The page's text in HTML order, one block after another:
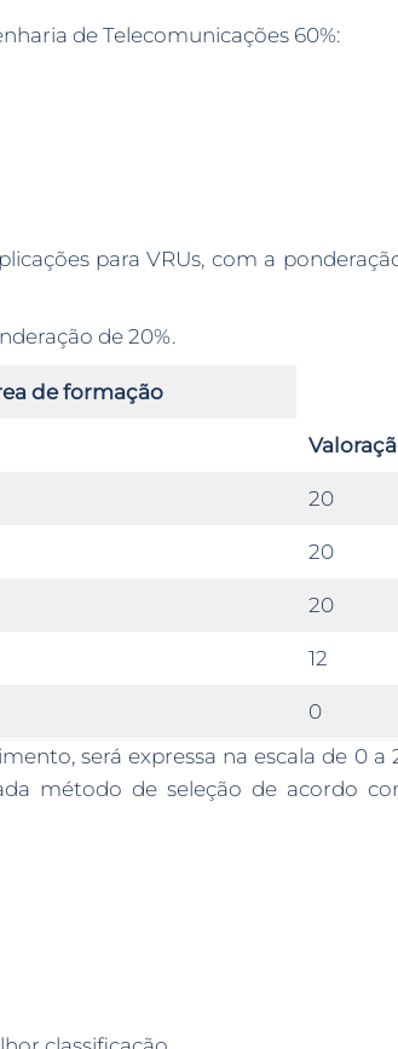
de Telecomunicações 60%:
para VRUs, com a
de 20%.
de formação
20
20
20
12
0
será expressa na escala de 0 a
método de seleção de acordo